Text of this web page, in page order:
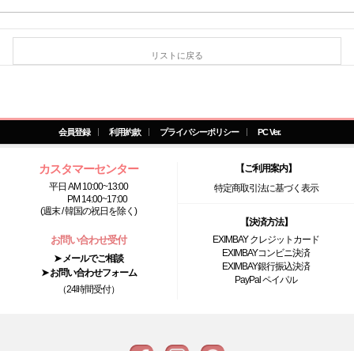
リストに戻る
会員登録 利用約款 プライバシーポリシー PC Ver.
カスタマーセンター
平日 AM 10:00~13:00
PM 14:00~17:00
(週末 / 韓国の祝日を除く)
お問い合わせ受付
➤ メールでご相談
➤ お問い合わせフォーム
（24時間受付）
【ご利用案内】
特定商取引法に基づく表示
【決済方法】
EXIMBAY クレジットカード
EXIMBAYコンビニ決済
EXIMBAY銀行振込決済
PayPal ペイパル